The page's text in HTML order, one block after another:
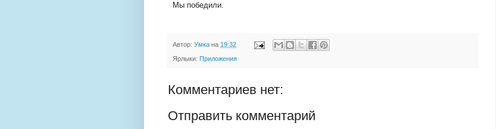
Мы победили.
Автор: Умка на 19:32
Ярлыки: Приложения
Комментариев нет:
Отправить комментарий